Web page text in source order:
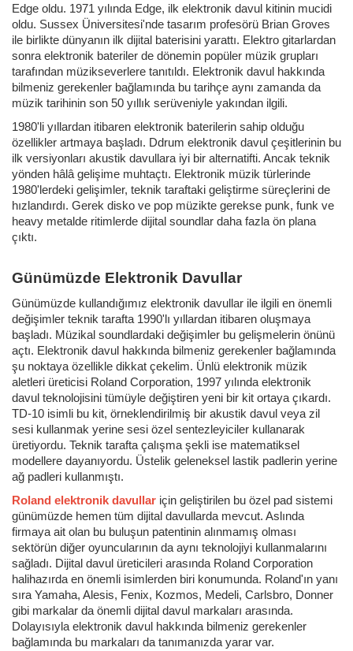
Edge oldu. 1971 yılında Edge, ilk elektronik davul kitinin mucidi
oldu. Sussex Üniversitesi'nde tasarım profesörü Brian Groves
ile birlikte dünyanın ilk dijital baterisini yarattı. Elektro gitarlardan
sonra elektronik bateriler de dönemin popüler müzik grupları
tarafından müzikseverlere tanıtıldı. Elektronik davul hakkında
bilmeniz gerekenler bağlamında bu tarihçe aynı zamanda da
müzik tarihinin son 50 yıllık serüveniyle yakından ilgili.
1980'li yıllardan itibaren elektronik baterilerin sahip olduğu
özellikler artmaya başladı. Ddrum elektronik davul çeşitlerinin bu
ilk versiyonları akustik davullara iyi bir alternatifti. Ancak teknik
yönden hâlâ gelişime muhtaçtı. Elektronik müzik türlerinde
1980'lerdeki gelişimler, teknik taraftaki geliştirme süreçlerini de
hızlandırdı. Gerek disko ve pop müzikte gerekse punk, funk ve
heavy metalde ritimlerde dijital soundlar daha fazla ön plana
çıktı.
Günümüzde Elektronik Davullar
Günümüzde kullandığımız elektronik davullar ile ilgili en önemli
değişimler teknik tarafta 1990'lı yıllardan itibaren oluşmaya
başladı. Müzikal soundlardaki değişimler bu gelişmelerin önünü
açtı. Elektronik davul hakkında bilmeniz gerekenler bağlamında
şu noktaya özellikle dikkat çekelim. Ünlü elektronik müzik
aletleri üreticisi Roland Corporation, 1997 yılında elektronik
davul teknolojisini tümüyle değiştiren yeni bir kit ortaya çıkardı.
TD-10 isimli bu kit, örneklendirilmiş bir akustik davul veya zil
sesi kullanmak yerine sesi özel sentezleyiciler kullanarak
üretiyordu. Teknik tarafta çalışma şekli ise matematiksel
modellere dayanıyordu. Üstelik geleneksel lastik padlerin yerine
ağ padleri kullanmıştı.
Roland elektronik davullar için geliştirilen bu özel pad sistemi
günümüzde hemen tüm dijital davullarda mevcut. Aslında
firmaya ait olan bu buluşun patentinin alınmamış olması
sektörün diğer oyuncularının da aynı teknolojiyi kullanmalarını
sağladı. Dijital davul üreticileri arasında Roland Corporation
halihazırda en önemli isimlerden biri konumunda. Roland'ın yanı
sıra Yamaha, Alesis, Fenix, Kozmos, Medeli, Carlsbro, Donner
gibi markalar da önemli dijital davul markaları arasında.
Dolayısıyla elektronik davul hakkında bilmeniz gerekenler
bağlamında bu markaları da tanımanızda yarar var.